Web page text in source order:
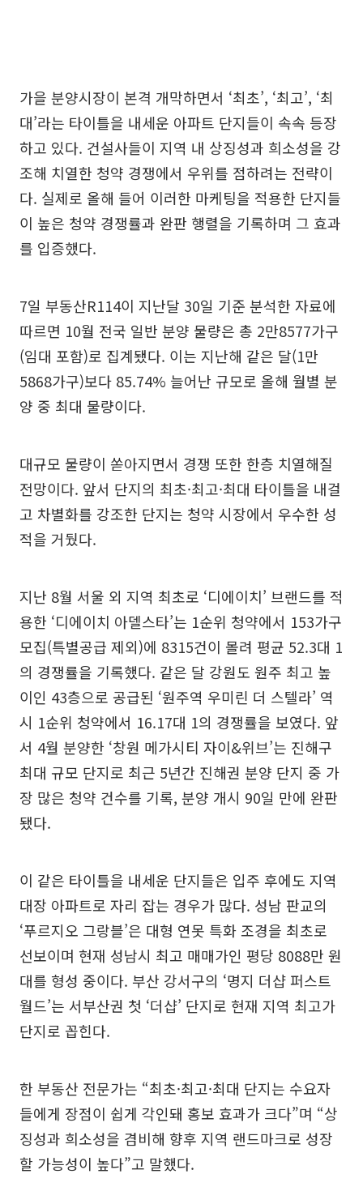
가을 분양시장이 본격 개막하면서 ‘최초’, ‘최고’, ‘최
대’라는 타이틀을 내세운 아파트 단지들이 속속 등장
하고 있다. 건설사들이 지역 내 상징성과 희소성을 강
조해 치열한 청약 경쟁에서 우위를 점하려는 전략이
다. 실제로 올해 들어 이러한 마케팅을 적용한 단지들
이 높은 청약 경쟁률과 완판 행렬을 기록하며 그 효과
를 입증했다.
7일 부동산R114이 지난달 30일 기준 분석한 자료에
따르면 10월 전국 일반 분양 물량은 총 2만8577가구
(임대 포함)로 집계됐다. 이는 지난해 같은 달(1만
5868가구)보다 85.74% 늘어난 규모로 올해 월별 분
양 중 최대 물량이다.
대규모 물량이 쏟아지면서 경쟁 또한 한층 치열해질
전망이다. 앞서 단지의 최초·최고·최대 타이틀을 내걸
고 차별화를 강조한 단지는 청약 시장에서 우수한 성
적을 거뒀다.
지난 8월 서울 외 지역 최초로 ‘디에이치’ 브랜드를 적
용한 ‘디에이치 아델스타’는 1순위 청약에서 153가구
모집(특별공급 제외)에 8315건이 몰려 평균 52.3대 1
의 경쟁률을 기록했다. 같은 달 강원도 원주 최고 높
이인 43층으로 공급된 ‘원주역 우미린 더 스텔라’ 역
시 1순위 청약에서 16.17대 1의 경쟁률을 보였다. 앞
서 4월 분양한 ‘창원 메가시티 자이&위브’는 진해구
최대 규모 단지로 최근 5년간 진해권 분양 단지 중 가
장 많은 청약 건수를 기록, 분양 개시 90일 만에 완판
됐다.
이 같은 타이틀을 내세운 단지들은 입주 후에도 지역
대장 아파트로 자리 잡는 경우가 많다. 성남 판교의
‘푸르지오 그랑블’은 대형 연못 특화 조경을 최초로
선보이며 현재 성남시 최고 매매가인 평당 8088만 원
대를 형성 중이다. 부산 강서구의 ‘명지 더샵 퍼스트
월드’는 서부산권 첫 ‘더샵’ 단지로 현재 지역 최고가
단지로 꼽힌다.
한 부동산 전문가는 “최초·최고·최대 단지는 수요자
들에게 장점이 쉽게 각인돼 홍보 효과가 크다”며 “상
징성과 희소성을 겸비해 향후 지역 랜드마크로 성장
할 가능성이 높다”고 말했다.